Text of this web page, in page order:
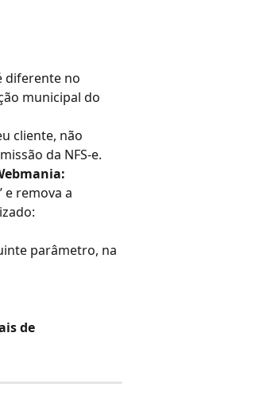
diferente no
municipal do
cliente, não
da NFS-e.
e remova a
parâmetro, na
de